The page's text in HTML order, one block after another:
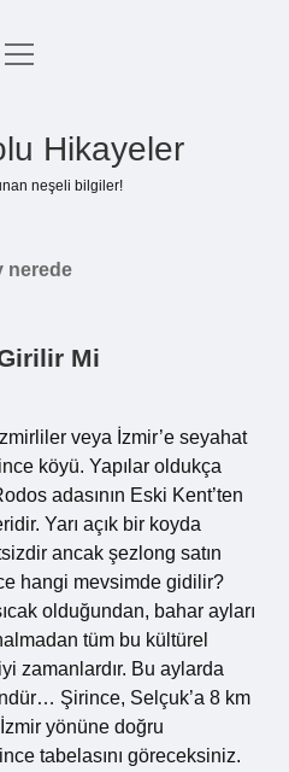
menüyü
Hikayeler
neşeli bilgiler!
nerede
Mi
veya İzmir’e seyahat
köyü. Yapılar oldukça
adasının Eski Kent’ten
Yarı açık bir koyda
ancak şezlong satın
hangi mevsimde gidilir?
olduğundan, bahar ayları
tüm bu kültürel
zamanlardır. Bu aylarda
Şirince, Selçuk’a 8 km
yönüne doğru
tabelasını göreceksiniz.